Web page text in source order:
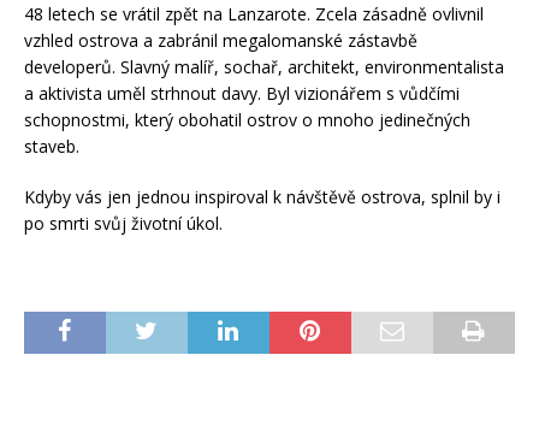
48 letech se vrátil zpět na Lanzarote. Zcela zásadně ovlivnil
vzhled ostrova a zabránil megalomanské zástavbě
developerů. Slavný malíř, sochař, architekt, environmentalista
a aktivista uměl strhnout davy. Byl vizionářem s vůdčími
schopnostmi, který obohatil ostrov o mnoho jedinečných
staveb.
Kdyby vás jen jednou inspiroval k návštěvě ostrova, splnil by i
po smrti svůj životní úkol.